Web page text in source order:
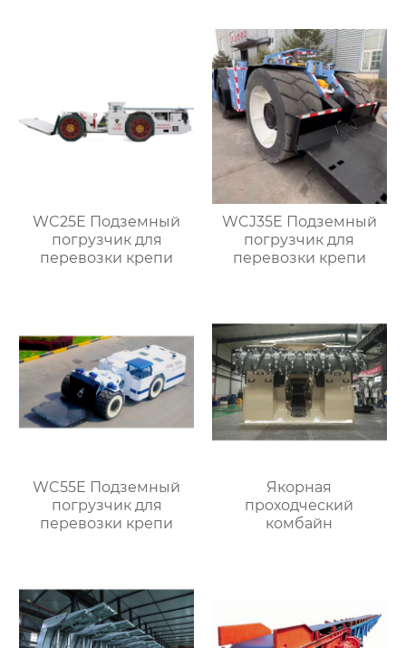
WC25E Подземный
погрузчик для
перевозки крепи
WCJ35E Подземный
погрузчик для
перевозки крепи
WC55E Подземный
погрузчик для
перевозки крепи
Якорная
проходческий
комбайн